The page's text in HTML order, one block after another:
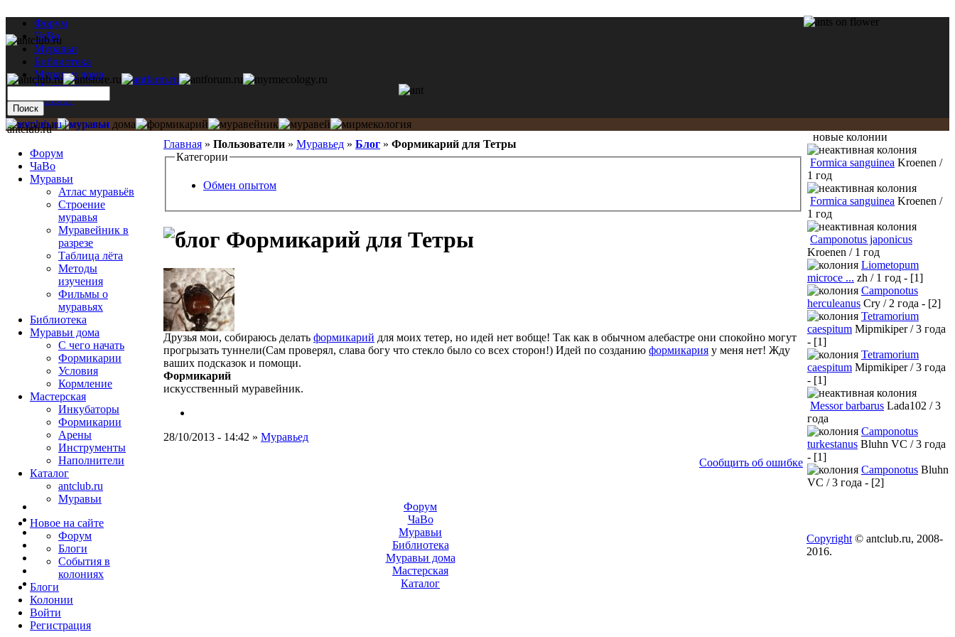
Форум
ЧаВо
Муравьи
Библиотека
Муравьи дома
Мастерская
Каталог
Главная » Пользователи » Муравьед » Блог » Формикарий для Тетры
Категории
Обмен опытом
Формикарий для Тетры
Друзья мои, собираюсь делать формикарий для моих тетер, но идей нет вобще! Так как в обычном алебастре они спокойно могут
прогрызать туннели(Сам проверял, слава богу что стекло было со всех сторон!) Идей по созданию формикария у меня нет! Жду
ваших подсказок и помощи.
Формикарий
искусственный муравейник.
28/10/2013 - 14:42 » Муравьед
Сообщить об ошибке
antclub.ru
Форум
ЧаВо
Муравьи
Атлас муравьёв
Строение
муравья
Муравейник в
разрезе
Таблица лёта
Методы
изучения
Фильмы о
муравьях
Библиотека
Муравьи дома
С чего начать
Формикарии
Условия
Кормление
Мастерская
Инкубаторы
Формикарии
Арены
Инструменты
Наполнители
Каталог
antclub.ru
Муравьи
Новое на сайте
Форум
Блоги
События в
колониях
Блоги
Колонии
Войти
Peгиcтpaция
новые колонии
Formica sanguinea Kroenen /
1 год
Formica sanguinea Kroenen /
1 год
Camponotus japonicus
Kroenen / 1 год
Liometopum
microce ... zh / 1 год - [1]
Camponotus
herculeanus Cry / 2 года - [2]
Tetramorium
caespitum Mipmikiper / 3 года
- [1]
Tetramorium
caespitum Mipmikiper / 3 года
- [1]
Messor barbarus Lada102 / 3
года
Camponotus
turkestanus Bluhn VC / 3 года
- [1]
Camponotus Bluhn
VC / 3 года - [2]
Форум
ЧаВо
Муравьи
Библиотека
Муравьи дома
Мастерская
Каталог
Copyright © antclub.ru, 2008-
2016.